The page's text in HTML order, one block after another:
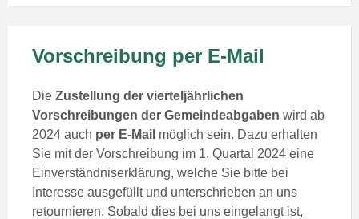
Vorschreibung per E-Mail
Die Zustellung der vierteljährlichen
Vorschreibungen der Gemeindeabgaben wird ab
2024 auch per E-Mail möglich sein. Dazu erhalten
Sie mit der Vorschreibung im 1. Quartal 2024 eine
Einverständniserklärung, welche Sie bitte bei
Interesse ausgefüllt und unterschrieben an uns
retournieren. Sobald dies bei uns eingelangt ist,